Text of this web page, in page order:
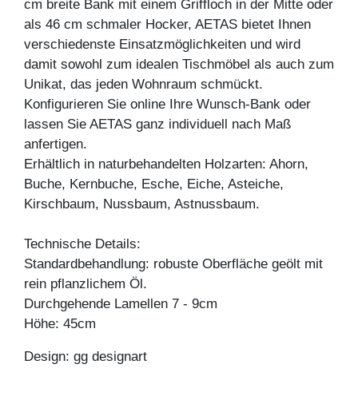
cm breite Bank mit einem Griffloch in der Mitte oder
als 46 cm schmaler Hocker, AETAS bietet Ihnen
verschiedenste Einsatzmöglichkeiten und wird
damit sowohl zum idealen Tischmöbel als auch zum
Unikat, das jeden Wohnraum schmückt.
Konfigurieren Sie online Ihre Wunsch-Bank oder
lassen Sie AETAS ganz individuell nach Maß
anfertigen.
Erhältlich in naturbehandelten Holzarten: Ahorn,
Buche, Kernbuche, Esche, Eiche, Asteiche,
Kirschbaum, Nussbaum, Astnussbaum.
Technische Details:
Standardbehandlung: robuste Oberfläche geölt mit
rein pflanzlichem Öl.
Durchgehende Lamellen 7 - 9cm
Höhe: 45cm
Design: gg designart